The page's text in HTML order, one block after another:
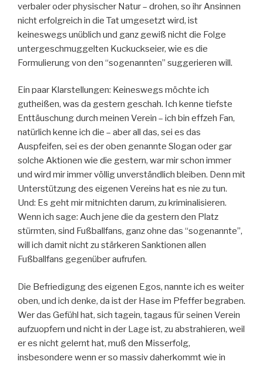
verbaler oder physischer Natur – drohen, so ihr Ansinnen
nicht erfolgreich in die Tat umgesetzt wird, ist
keineswegs unüblich und ganz gewiß nicht die Folge
untergeschmuggelten Kuckuckseier, wie es die
Formulierung von den “sogenannten” suggerieren will.
Ein paar Klarstellungen: Keineswegs möchte ich
gutheißen, was da gestern geschah. Ich kenne tiefste
Enttäuschung durch meinen Verein – ich bin effzeh Fan,
natürlich kenne ich die – aber all das, sei es das
Auspfeifen, sei es der oben genannte Slogan oder gar
solche Aktionen wie die gestern, war mir schon immer
und wird mir immer völlig unverständlich bleiben. Denn mit
Unterstützung des eigenen Vereins hat es nie zu tun.
Und: Es geht mir mitnichten darum, zu kriminalisieren.
Wenn ich sage: Auch jene die da gestern den Platz
stürmten, sind Fußballfans, ganz ohne das “sogenannte”,
will ich damit nicht zu stärkeren Sanktionen allen
Fußballfans gegenüber aufrufen.
Die Befriedigung des eigenen Egos, nannte ich es weiter
oben, und ich denke, da ist der Hase im Pfeffer begraben.
Wer das Gefühl hat, sich tagein, tagaus für seinen Verein
aufzuopfern und nicht in der Lage ist, zu abstrahieren, weil
er es nicht gelernt hat, muß den Misserfolg,
insbesondere wenn er so massiv daherkommt wie in